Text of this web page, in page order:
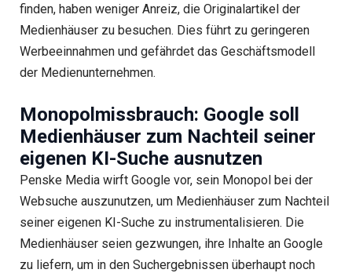
finden, haben weniger Anreiz, die Originalartikel der
Medienhäuser zu besuchen. Dies führt zu geringeren
Werbeeinnahmen und gefährdet das Geschäftsmodell
der Medienunternehmen.
Monopolmissbrauch: Google soll
Medienhäuser zum Nachteil seiner
eigenen KI-Suche ausnutzen
Penske Media wirft Google vor, sein Monopol bei der
Websuche auszunutzen, um Medienhäuser zum Nachteil
seiner eigenen KI-Suche zu instrumentalisieren. Die
Medienhäuser seien gezwungen, ihre Inhalte an Google
zu liefern, um in den Suchergebnissen überhaupt noch